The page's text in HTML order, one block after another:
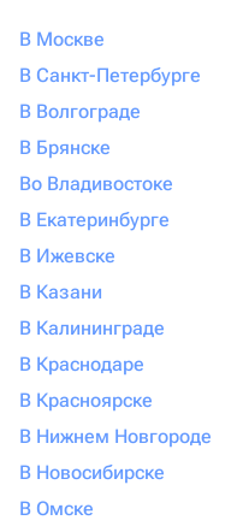
В Москве
В Санкт-Петербурге
В Волгограде
В Брянске
Во Владивостоке
В Екатеринбурге
В Ижевске
В Казани
В Калининграде
В Краснодаре
В Красноярске
В Нижнем Новгороде
В Новосибирске
В Омске